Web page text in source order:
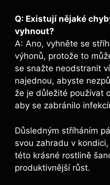
Q: Existují nějaké
vyhnout?
A: Ano, vyhněte se
výhonů, protože to
se snažte neodstranit
najednou, abyste
že je důležité používat
aby se zabránilo
Důsledným stříháním
svou zahradu v
této krásné rostlině
produktivnější růst.